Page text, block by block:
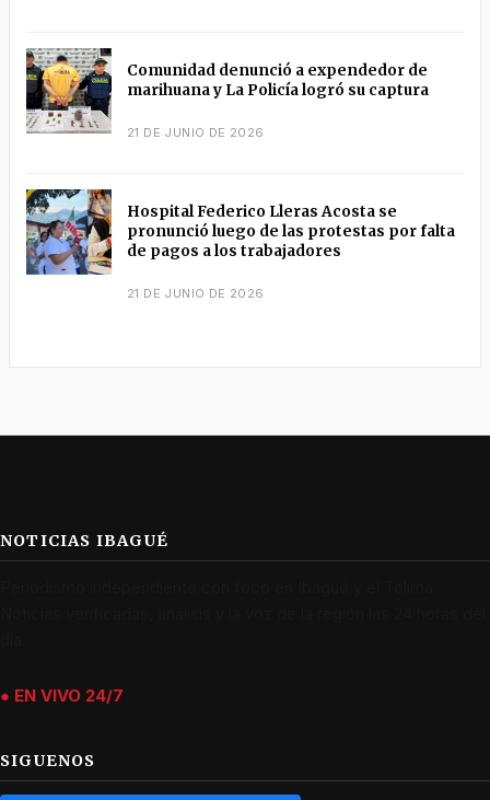
Comunidad denunció a expendedor de
marihuana y La Policía logró su captura
21 DE JUNIO DE 2026
Hospital Federico Lleras Acosta se
pronunció luego de las protestas por falta
de pagos a los trabajadores
21 DE JUNIO DE 2026
NOTICIAS IBAGUÉ
● EN VIVO 24/7
SIGUENOS